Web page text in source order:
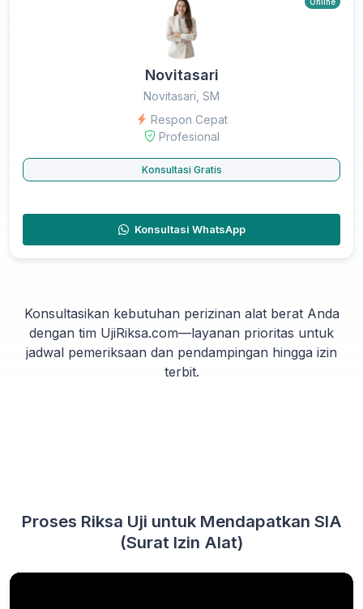
Novitasari
Novitasari, SM
Respon Cepat
Profesional
Konsultasi Gratis
Konsultasi WhatsApp
Konsultasikan kebutuhan perizinan alat berat Anda
dengan tim UjiRiksa.com—layanan prioritas untuk
jadwal pemeriksaan dan pendampingan hingga izin
terbit.
Proses Riksa Uji untuk Mendapatkan SIA
(Surat Izin Alat)